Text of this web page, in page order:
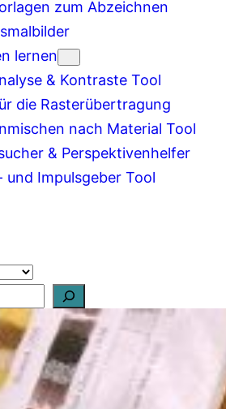
zum Abzeichnen
lernen
& Kontraste Tool
die Rasterübertragung
nach Material Tool
& Perspektivenhelfer
und Impulsgeber Tool